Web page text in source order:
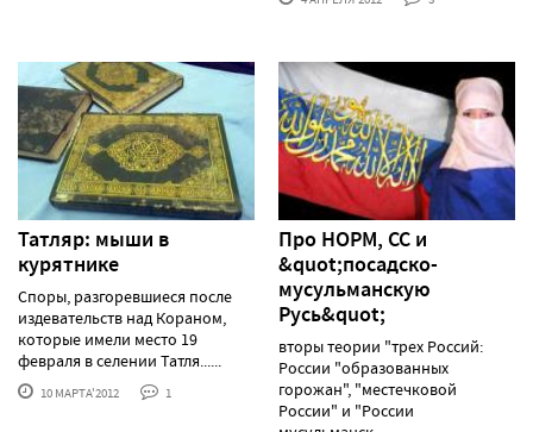
Татляр: мыши в
курятнике
Споры, разгоревшиеся после
издевательств над Кораном,
которые имели место 19
февраля в селении Татля......
10 МАРТА'2012 1
Про НОРМ, СС и
&quot;посадско-
мусульманскую
Русь&quot;
вторы теории "трех Россий:
России "образованных
горожан", "местечковой
России" и "России